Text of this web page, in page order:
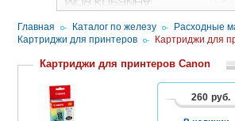
Главная / Каталог по железу / Расходные
Картриджи для принтеров / Картриджи для
Картриджи для принтеров Canon
260 руб.